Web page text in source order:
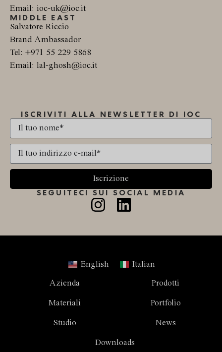
Email: ioc-uk@ioc.it
MIDDLE EAST
Salvatore Riccio
Brand Ambassador
Tel: +971 55 229 5868
Email: lal-ghosh@ioc.it
ISCRIVITI ALLA NEWSLETTER DI IOC
Iscrizione
SEGUITECI SUI SOCIAL MEDIA
English Italian
Azienda Prodotti
Materiali Portfolio
Studio News
Downloads